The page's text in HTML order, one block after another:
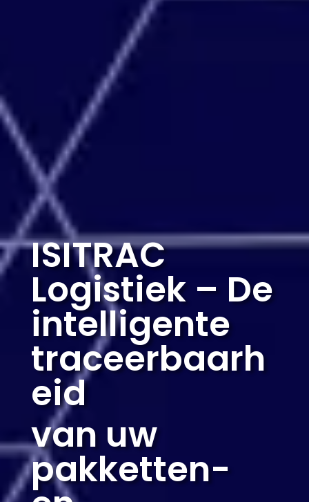
ISITRAC
Logistiek – De
intelligente
traceerbaarh
eid
van uw
pakketten-